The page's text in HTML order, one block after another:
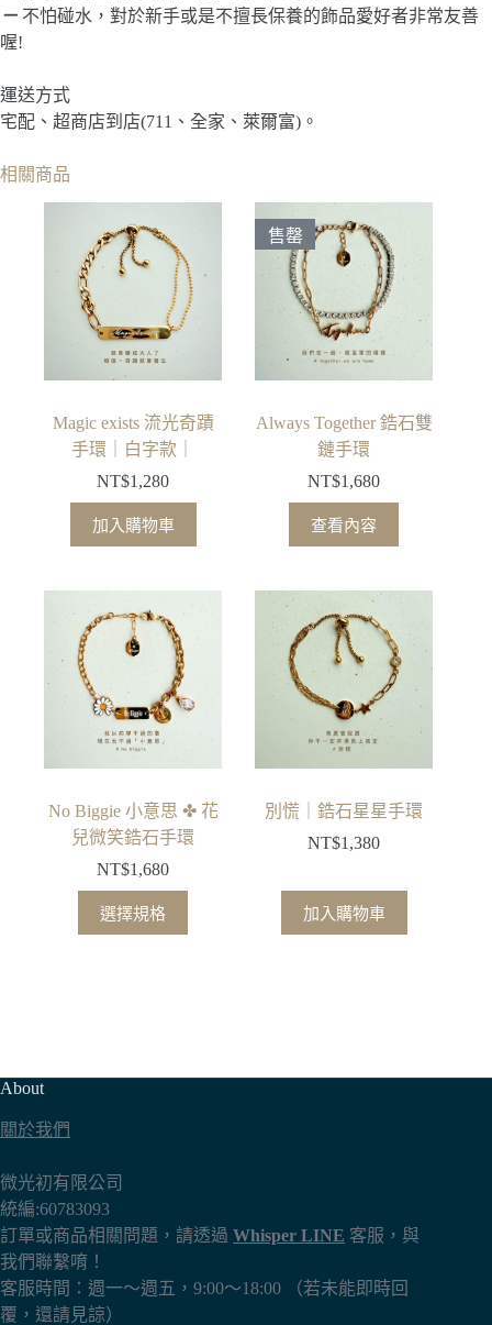
－ 不怕碰水，對於新手或是不擅長保養的飾品愛好者非常友善
喔!
運送方式
宅配、超商店到店(711、全家、萊爾富)。
相關商品
Magic exists 流光奇蹟
手環｜白字款｜
NT$1,280
加入購物車
售罄
Always Together 鋯石雙
鏈手環
NT$1,680
查看內容
No Biggie 小意思 ✤ 花
兒微笑鋯石手環
NT$1,680
選擇規格
此
產
面
擇
別慌｜鋯石星星手環
NT$1,380
加入購物車
About
關於我們
微光初有限公司
統編:60783093
訂單或商品相關問題，請透過 Whisper LINE 客服，與
我們聯繫唷！
客服時間：週一～週五，9:00～18:00 （若未能即時回
覆，還請見諒）